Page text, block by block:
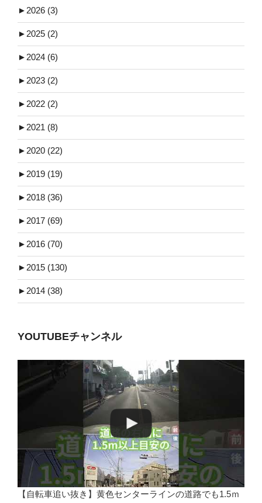
► 2026 (3)
► 2025 (2)
► 2024 (6)
► 2023 (2)
► 2022 (2)
► 2021 (8)
► 2020 (22)
► 2019 (19)
► 2018 (36)
► 2017 (69)
► 2016 (70)
► 2015 (130)
► 2014 (38)
YOUTUBEチャンネル
【自転車追い抜き】黄色センターラインの道路でも1.5ｍ